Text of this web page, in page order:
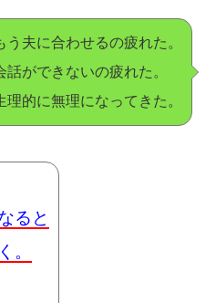
う夫に合わせるの疲れた。
話ができないの疲れた。
理的に無理になってきた。
ると
。